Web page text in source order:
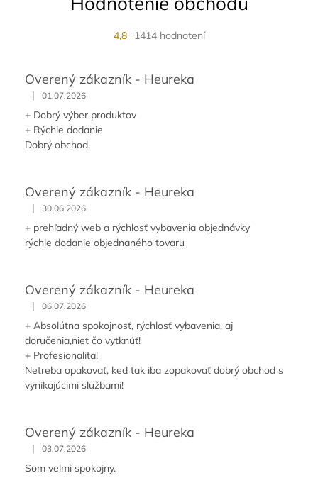
4,8 1414 hodnotení
Overený zákazník - Heureka
| 01.07.2026
+ Dobrý výber produktov
+ Rýchle dodanie
Dobrý obchod.
Overený zákazník - Heureka
| 30.06.2026
+ prehľadný web a rýchlosť vybavenia objednávky
rýchle dodanie objednaného tovaru
Overený zákazník - Heureka
| 06.07.2026
+ Absolútna spokojnosť, rýchlosť vybavenia, aj
doručenia,niet čo vytknúť!
+ Profesionalita!
Netreba opakovať, keď tak iba zopakovať dobrý obchod s
vynikajúcimi službami!
Overený zákazník - Heureka
| 03.07.2026
Som velmi spokojny.